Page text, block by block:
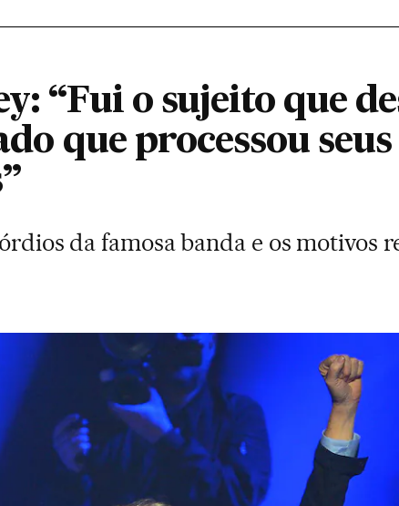
“Fui o sujeito que
que processou seus
da famosa banda e os motivos